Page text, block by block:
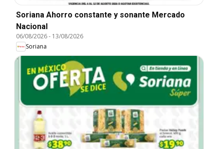
Soriana Ahorro constante y sonante Mercado
Nacional
06/08/2026- 13/08/2026
Soriana